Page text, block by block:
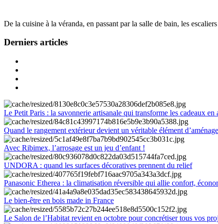
De la cuisine à la véranda, en passant par la salle de bain, les
Derniers articles
Le Petit Paris : la savonnerie artisanale qui transforme les cadeaux en
Quand le rangement extérieur devient un véritable élément
Avec Ribimex, l’arrosage est un jeu d’enfant !
UNDORA : quand les surfaces décoratives prennent du relief
Panasonic Etherea : la climatisation réversible qui allie confort,
Le bien-être en bois made in France
Le Salon de l’Habitat revient en octobre pour concrétiser tous vos